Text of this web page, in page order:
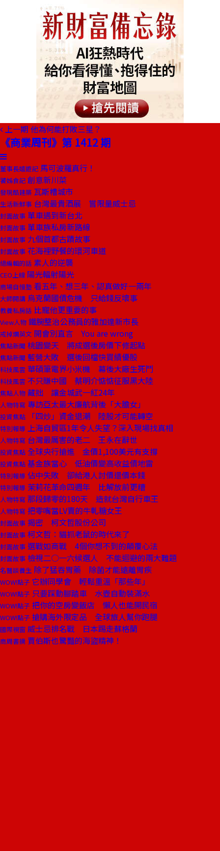
上一期 他為何能打敗三星？
《商業周刊》第 1412 期
董事長嬉遊記 馬可波羅真行！
饕姊食記 創意新川菜
發現酷建築 瓦斯槽城市
生活新鮮事 台灣最貴酒展 嘗限量威士忌
封面故事 單車遇到新台北
封面故事 單車族私房新路線
封面故事 九個首都古蹟故事
封面故事 花海裡野餐的環河車道
總編輯的話 素人的逆襲
CEO上線 陽光輻射陽光
商場自慢塾 看五年、想三年、認真做好一兩年
大師開講 烏克蘭國債危機 只給錢反壞事
教養私房話 比寵他更重要的事
View人物 鐵腕整治公務員的雅加達新市長
戒掉爛英文 開會別直言 You are wrong
焦點新聞 桃園變天 將成選後房價下修起點
焦點新聞 藍營大敗 選後回檔快買績優股
科技風雲 華碩筆電界小米機 幕後大廠生死鬥
科技風雲 不只賺中國 蔡明介惦惦征服黑大陸
焦點人物 藏拙 讓金城武一紅24年
人物特寫 專訪亞太最大廉航背後「大膽女」
投資焦點 「四炒」資金退潮 陸股才可能轉空
特別報導 上海自貿區1年令人失望？深入現場找真相
人物特寫 台灣最厲害的老二 王永在辭世
投資焦點 全球央行搶進 金價1,100美元有支撐
投資焦點 基金族當心 低油價變高收益債地雷
特別報導 佔中失敗 卻給港人討價還價本錢
特別報導 茉莉花革命四週年 比解放前更糟
人物特寫 那段歸零的180天 造就台灣自行車王
人物特寫 把零嘴當LV賣的牛軋糖女王
封面故事 揭密 柯文哲股份公司
封面故事 柯文哲：貓抓老鼠的時代來了
封面故事 選戰如商戰 4個你想不到的顛覆心法
封面故事 檢視二○一六候選人 不能迴避的兩大難題
名醫談養生 除了猛吞胃藥 除菌才能遠離胃疾
WOW!點子 它辦同學會 輕鬆重溫「那些年」
WOW!點子 只要踩動腳踏車 水壺自動裝滿水
WOW!點子 把你的空房變飯店 懶人也能開民宿
WOW!點子 搶購海外限定品 全球旅人幫你跑腿
國際視窗 威士忌排名戰 日本踢走蘇格蘭
商周書摘 賈伯斯也驚豔的海盜精神！